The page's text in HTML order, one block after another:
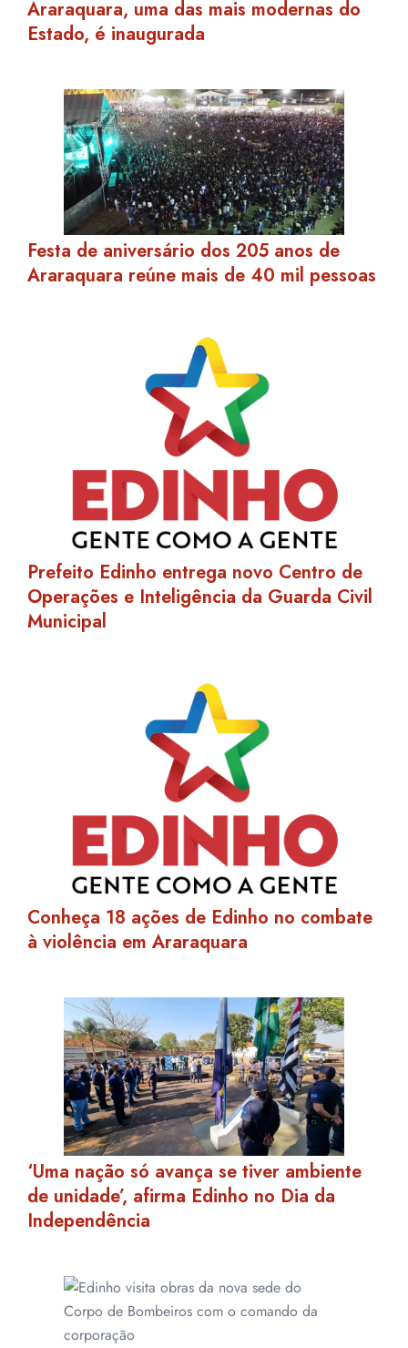
Araraquara, uma das mais modernas do
Estado, é inaugurada
Festa de aniversário dos 205 anos de
Araraquara reúne mais de 40 mil pessoas
Prefeito Edinho entrega novo Centro de
Operações e Inteligência da Guarda Civil
Municipal
Conheça 18 ações de Edinho no combate
à violência em Araraquara
‘Uma nação só avança se tiver ambiente
de unidade’, afirma Edinho no Dia da
Independência